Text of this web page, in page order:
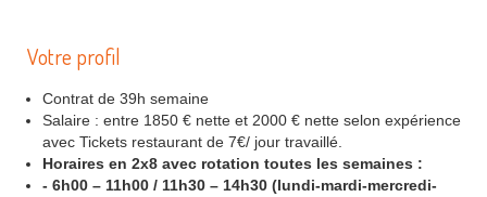
Votre profil
Contrat de 39h semaine
Salaire : entre 1850 € nette et 2000 € nette selon expérience
avec Tickets restaurant de 7€/ jour travaillé.
Horaires en 2x8 avec rotation toutes les semaines :
- 6h00 – 11h00 / 11h30 – 14h30 (lundi-mardi-mercredi-